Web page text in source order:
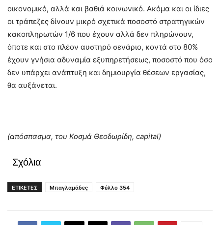
οικονομικό, αλλά και βαθιά κοινωνικό. Ακόμα και οι ίδιες
οι τράπεζες δίνουν μικρό σχετικά ποσοστό στρατηγικών
κακοπληρωτών 1/6 που έχουν αλλά δεν πληρώνουν,
όποτε και στο πλέον αυστηρό σενάριο, κοντά στο 80%
έχουν γνήσια αδυναμία εξυπηρετήσεως, ποσοστό που όσο
δεν υπάρχει ανάπτυξη και δημιουργία θέσεων εργασίας,
θα αυξάνεται.
(απόσπασμα, του Κοσμά Θεοδωρίδη, capital)
Σχόλια
ΕΤΙΚΕΤΕΣ Μπαγλαμάδες Φύλλο 354